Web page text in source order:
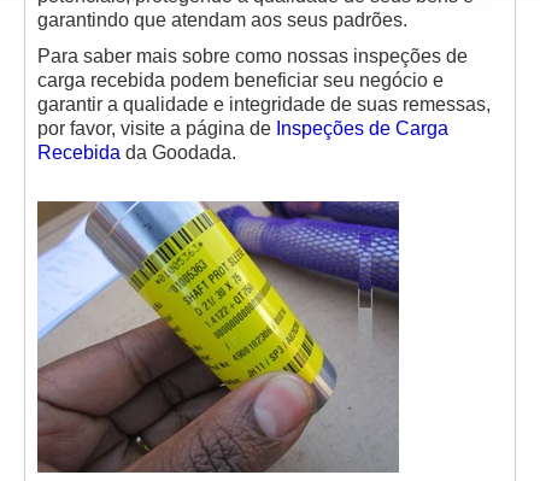
garantindo que atendam aos seus padrões.
Para saber mais sobre como nossas inspeções de
carga recebida podem beneficiar seu negócio e
garantir a qualidade e integridade de suas remessas,
por favor, visite a página de Inspeções de Carga
Recebida da Goodada.